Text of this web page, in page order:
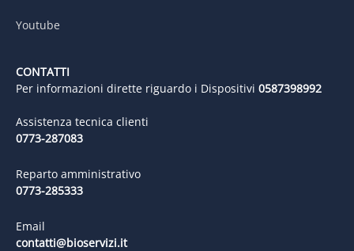
Youtube
CONTATTI
Per informazioni dirette riguardo i Dispositivi 0587398992
Assistenza tecnica clienti
0773-287083
Reparto amministrativo
0773-285333
Email
contatti@bioservizi.it